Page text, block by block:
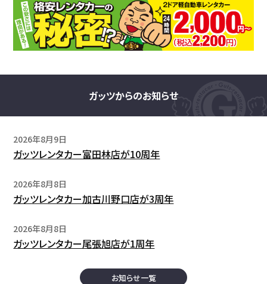
ガッツからのお知らせ
2026年8月9日
ガッツレンタカー富田林店が10周年
2026年8月8日
ガッツレンタカー加古川野口店が3周年
2026年8月8日
ガッツレンタカー尾張旭店が1周年
お知らせ一覧